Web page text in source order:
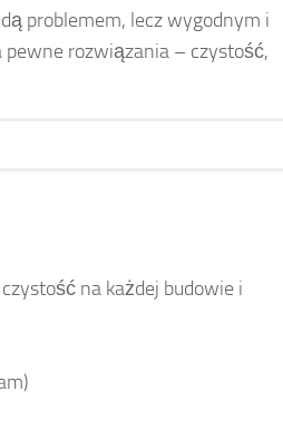
problemem, lecz wygodnym i
rozwiązania – czystość,
na każdej budowie i